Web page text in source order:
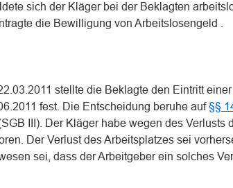
sich der Kläger bei der Beklagten
die Bewilligung von Arbeitslosengeld .
stellte die Beklagte den Eintritt
fest. Die Entscheidung beruhe auf§§
III). Der Kläger habe wegen des Verlusts
Der Verlust des Arbeitsplatzes sei
sei, dass der Arbeitgeber ein solches